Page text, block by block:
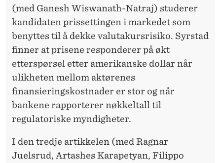
(med Ganesh Wiswanath-Natraj) studerer
kandidaten prissettingen i markedet som
benyttes til å dekke valutakursrisiko. Syrstad
finner at prisene responderer på økt
etterspørsel etter amerikanske dollar når
ulikheten mellom aktørenes
finansieringskostnader er stor og når
bankene rapporterer nøkkeltall til
regulatoriske myndigheter.
I den tredje artikkelen (med Ragnar
Juelsrud, Artashes Karapetyan, Filippo